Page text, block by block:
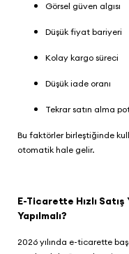
Görsel güven algısı
Düşük fiyat bariyeri
Kolay kargo süreci
Düşük iade oranı
Tekrar satın alma
Bu faktörler birleştiğinde
otomatik hale gelir.
E-Ticarette Hızlı
Yapılmalı?
2026 yılında e-ticarette